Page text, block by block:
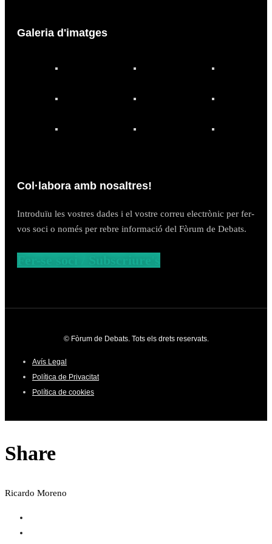
Galeria d'imatges
Col·labora amb nosaltres!
Introduïu les vostres dades i el vostre correu electrònic per fer-
vos soci o només per rebre informació del Fòrum de Debats.
© Fòrum de Debats. Tots els drets reservats.
Avís Legal
Política de Privacitat
Política de cookies
Share
Ricardo Moreno